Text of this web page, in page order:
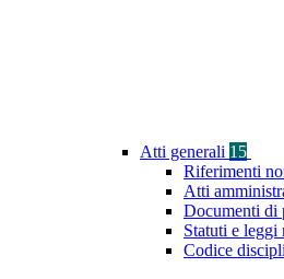
Atti generali 15
Riferimenti
Atti
Documenti di
Statuti e leggi
Codice